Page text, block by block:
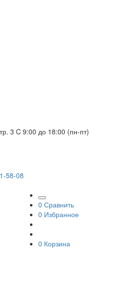
3 C 9:00 до 18:00 (пн-пт)
58-08
0 Сравнить
0 Избранное
0 Корзина